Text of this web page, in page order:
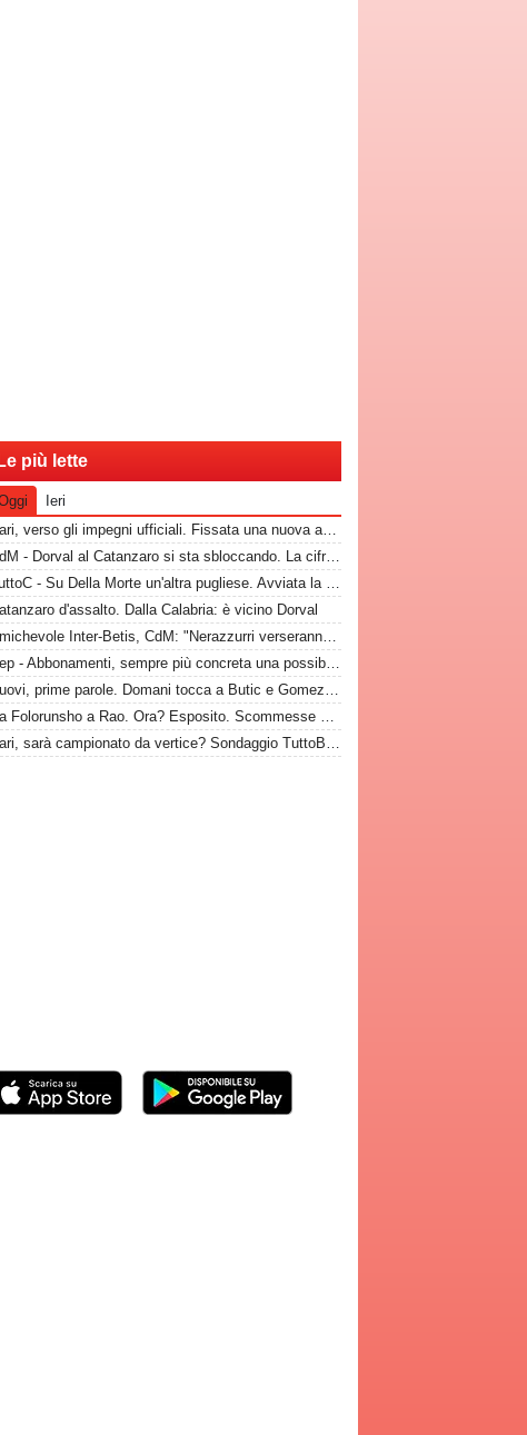
Le più lette
Ieri
Bari, verso gli impegni ufficiali. Fissata una nuova amichevole
CdM - Dorval al Catanzaro si sta sbloccando. La cifra che il Bari incasserebbe
TuttoC - Su Della Morte un'altra pugliese. Avviata la trattativa
d'assalto. Dalla Calabria: è vicino Dorval
Amichevole Inter-Betis, CdM: "Nerazzurri verseranno gettone al Bari. E verrà girato al Comune"
Rep - Abbonamenti, sempre più concreta una possibilità
Nuovi, prime parole. Domani tocca a Butic e Gomez in conferenza
Da Folorunsho a Rao. Ora? Esposito. Scommesse vinte e altre perse sull'asse Napoli-Bari
Bari, sarà campionato da vertice? Sondaggio TuttoBari: i risultati provvisori